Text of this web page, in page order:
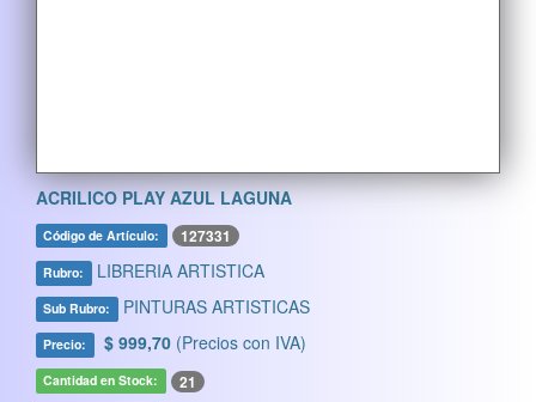
ACRILICO PLAY AZUL LAGUNA
Código de Artículo: 127331
Rubro: LIBRERIA ARTISTICA
Sub Rubro: PINTURAS ARTISTICAS
Precio: $ 999,70 (Precios con IVA)
Cantidad en Stock: 21